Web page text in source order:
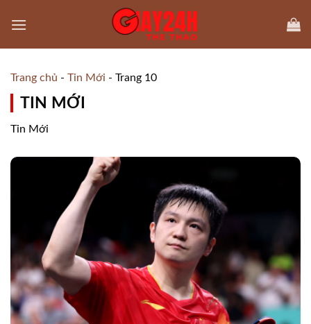
Trang chủ - Tin Mới - Trang 10
TIN MỚI
Tin Mới